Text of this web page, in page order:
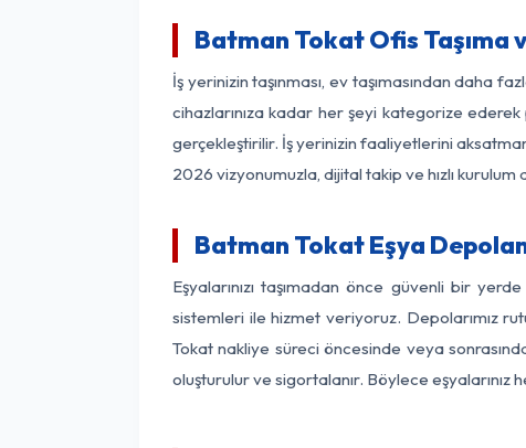
Batman Tokat Ofis Taşıma
İş yerinizin taşınması, ev taşımasından daha
cihazlarınıza kadar her şeyi kategorize ederek
gerçekleştirilir. İş yerinizin faaliyetlerini
2026 vizyonumuzla, dijital takip ve hızlı kurulum
Batman Tokat Eşya
Eşyalarınızı taşımadan önce güvenli bir
sistemleri ile hizmet veriyoruz. Depolarımız
Tokat nakliye süreci öncesinde veya
oluşturulur ve sigortalanır. Böylece eşyalarınız